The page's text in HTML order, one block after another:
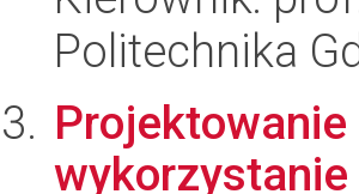
Politechnika
Projektowanie